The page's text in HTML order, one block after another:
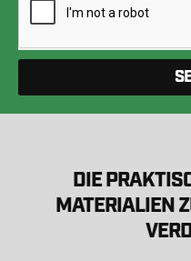
DIE
MATERIALIEN